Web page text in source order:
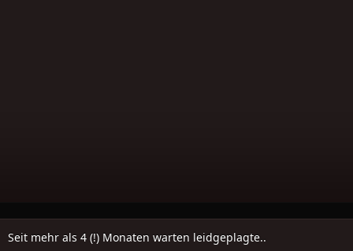
Seit mehr als 4 (!) Monaten warten leidgeplagte..